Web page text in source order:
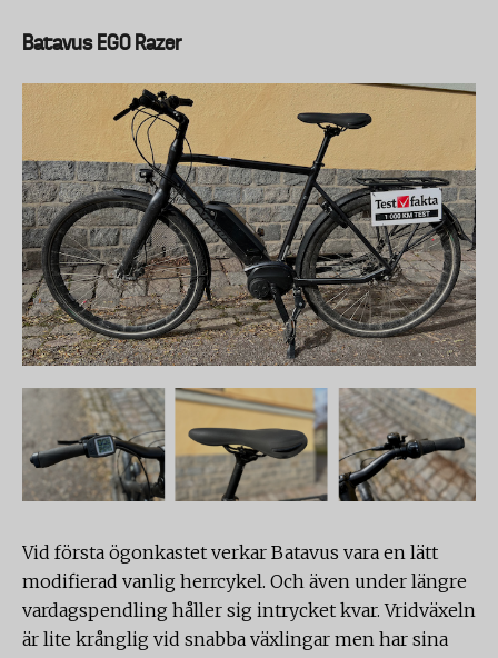
Batavus EGO Razer
Vid första ögonkastet verkar Batavus vara en lätt
modifierad vanlig herrcykel. Och även under längre
vardagspendling håller sig intrycket kvar. Vridväxeln
är lite krånglig vid snabba växlingar men har sina